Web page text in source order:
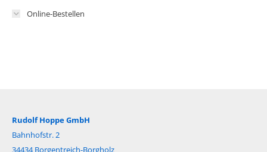
Online-Bestellen
Rudolf Hoppe GmbH
Bahnhofstr. 2
34434 Borgentreich-Borgholz